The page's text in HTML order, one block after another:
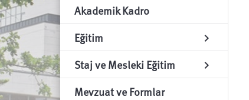
Akademik Kadro
Eğitim
chevron_right
Staj ve Mesleki Eğitim chevron_right
Mevzuat ve Formlar